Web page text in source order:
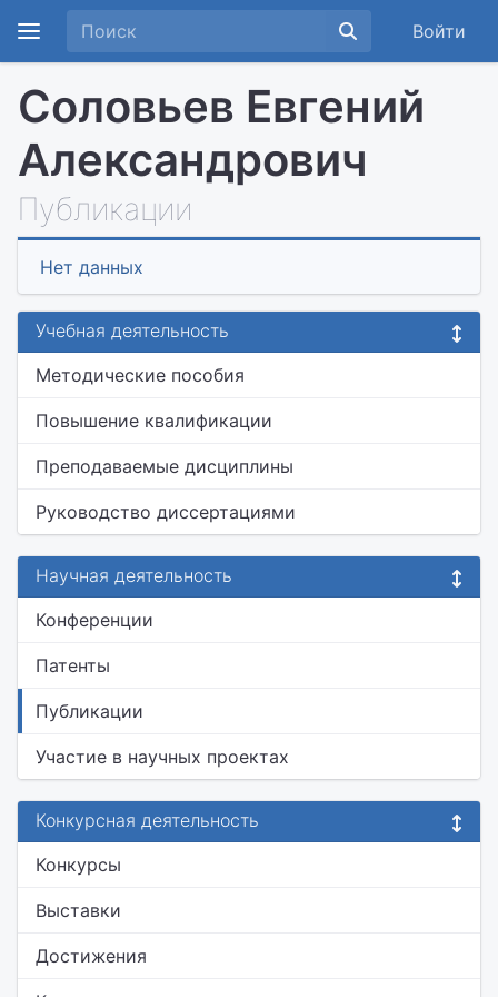
Войти
Соловьев Евгений
Александрович
Публикации
Нет данных
Учебная деятельность
Методические пособия
Повышение квалификации
Преподаваемые дисциплины
Руководство диссертациями
Научная деятельность
Конференции
Патенты
Публикации
Участие в научных проектах
Конкурсная деятельность
Конкурсы
Выставки
Достижения